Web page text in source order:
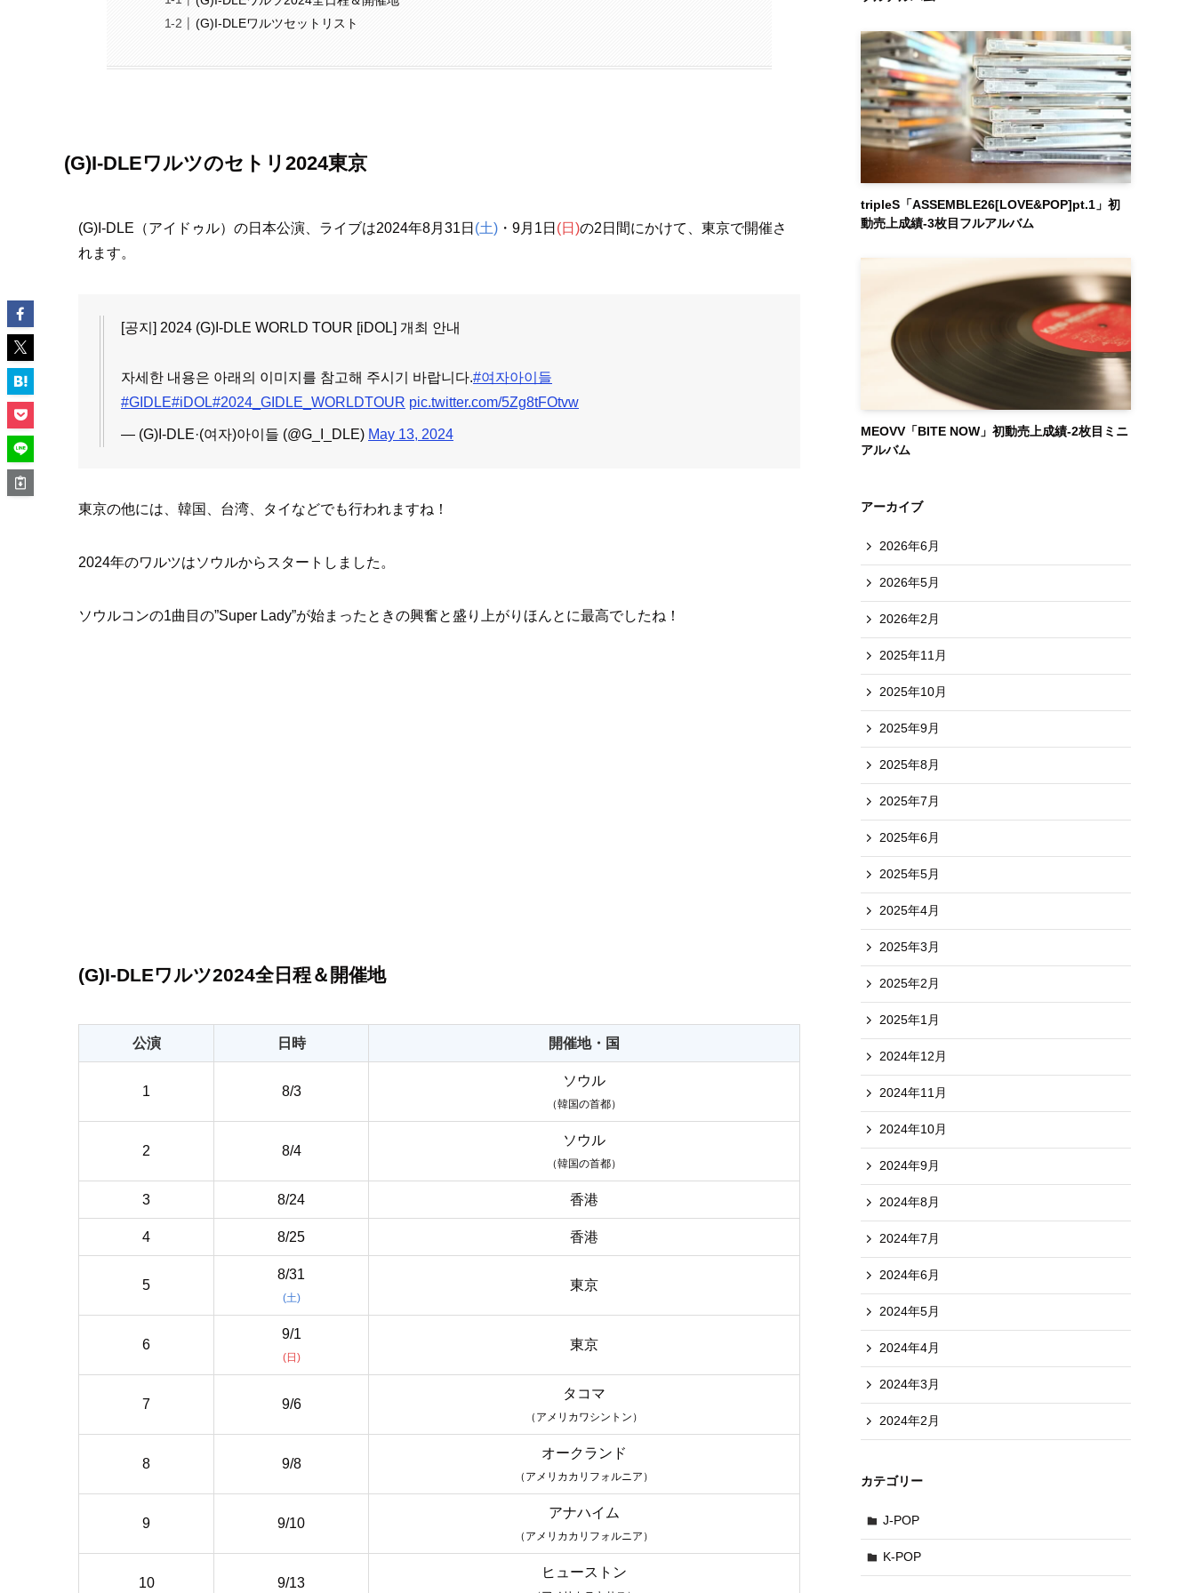
(G)I-DLEワルツセットリスト
(G)I-DLEワルツのセトリ2024東京
(G)I-DLE（アイドゥル）の日本公演、ライブは2024年8月31日 (土) ・9月1日 (日)の2日間にかけて、東京で開催さ
れます。
[공지] 2024 (G)I-DLE WORLD TOUR [iDOL] 개최 안내
자세한 내용은 아래의 이미지를 참고해 주시기 바랍니다.#여자아이들
#GIDLE#iDOL#2024_GIDLE_WORLDTOUR pic.twitter.com/5Zg8tFOtvw
— (G)I-DLE·(여자)아이들 (@G_I_DLE) May 13, 2024
東京の他には、韓国、台湾、タイなどでも行われますね！
2024年のワルツはソウルからスタートしました。
ソウルコンの1曲目の”Super Lady”が始まったときの興奮と盛り上がりほんとに最高でしたね！
(G)I-DLEワルツ2024全日程＆開催地
公演 日時 開催地・国
1 8/3
ソウル
（韓国の首都）
2 8/4
ソウル
（韓国の首都）
3 8/24 香港
4 8/25 香港
5
8/31
(土)
東京
6
9/1
(日)
東京
7 9/6
タコマ
（アメリカワシントン）
8 9/8
オークランド
（アメリカカリフォルニア）
9 9/10
アナハイム
（アメリカカリフォルニア）
10 9/13
ヒューストン
tripleS「ASSEMBLE26[LOVE&POP]pt.1」初
動売上成績-3枚目フルアルバム
MEOVV「BITE NOW」初動売上成績-2枚目ミニ
アルバム
アーカイブ
2026年6月
2026年5月
2026年2月
2025年11月
2025年10月
2025年9月
2025年8月
2025年7月
2025年6月
2025年5月
2025年4月
2025年3月
2025年2月
2025年1月
2024年12月
2024年11月
2024年10月
2024年9月
2024年8月
2024年7月
2024年6月
2024年5月
2024年4月
2024年3月
2024年2月
カテゴリー
J-POP
K-POP